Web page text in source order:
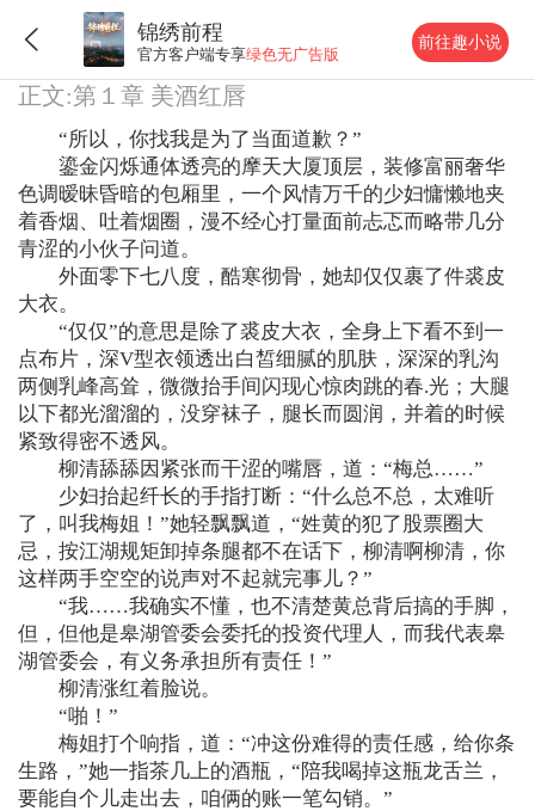
锦绣前程
官方客户端专享绿色无广告版
前往趣小说
正文:第１章 美酒红唇
“所以，你找我是为了当面道歉？”
鎏金闪烁通体透亮的摩天大厦顶层，装修富丽奢华
色调暧昧昏暗的包厢里，一个风情万千的少妇慵懒地夹
着香烟、吐着烟圈，漫不经心打量面前忐忑而略带几分
青涩的小伙子问道。
外面零下七八度，酷寒彻骨，她却仅仅裹了件裘皮
大衣。
“仅仅”的意思是除了裘皮大衣，全身上下看不到一
点布片，深V型衣领透出白皙细腻的肌肤，深深的乳沟
两侧乳峰高耸，微微抬手间闪现心惊肉跳的春.光；大腿
以下都光溜溜的，没穿袜子，腿长而圆润，并着的时候
紧致得密不透风。
柳清舔舔因紧张而干涩的嘴唇，道：“梅总……”
少妇抬起纤长的手指打断：“什么总不总，太难听
了，叫我梅姐！”她轻飘飘道，“姓黄的犯了股票圈大
忌，按江湖规矩卸掉条腿都不在话下，柳清啊柳清，你
这样两手空空的说声对不起就完事儿？”
“我……我确实不懂，也不清楚黄总背后搞的手脚，
但，但他是皋湖管委会委托的投资代理人，而我代表皋
湖管委会，有义务承担所有责任！”
柳清涨红着脸说。
“啪！”
梅姐打个响指，道：“冲这份难得的责任感，给你条
生路，”她一指茶几上的酒瓶，“陪我喝掉这瓶龙舌兰，
要能自个儿走出去，咱俩的账一笔勾销。”